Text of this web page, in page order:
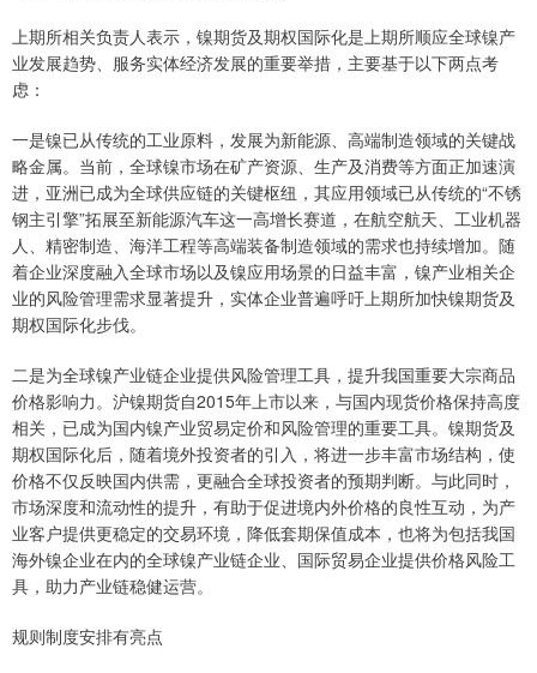
上期所相关负责人表示，镍期货及期权国际化是上期所顺应全球镍产
业发展趋势、服务实体经济发展的重要举措，主要基于以下两点考
虑：
一是镍已从传统的工业原料，发展为新能源、高端制造领域的关键战
略金属。当前，全球镍市场在矿产资源、生产及消费等方面正加速演
进，亚洲已成为全球供应链的关键枢纽，其应用领域已从传统的“不锈
钢主引擎”拓展至新能源汽车这一高增长赛道，在航空航天、工业机器
人、精密制造、海洋工程等高端装备制造领域的需求也持续增加。随
着企业深度融入全球市场以及镍应用场景的日益丰富，镍产业相关企
业的风险管理需求显著提升，实体企业普遍呼吁上期所加快镍期货及
期权国际化步伐。
二是为全球镍产业链企业提供风险管理工具，提升我国重要大宗商品
价格影响力。沪镍期货自2015年上市以来，与国内现货价格保持高度
相关，已成为国内镍产业贸易定价和风险管理的重要工具。镍期货及
期权国际化后，随着境外投资者的引入，将进一步丰富市场结构，使
价格不仅反映国内供需，更融合全球投资者的预期判断。与此同时，
市场深度和流动性的提升，有助于促进境内外价格的良性互动，为产
业客户提供更稳定的交易环境，降低套期保值成本，也将为包括我国
海外镍企业在内的全球镍产业链企业、国际贸易企业提供价格风险工
具，助力产业链稳健运营。
规则制度安排有亮点